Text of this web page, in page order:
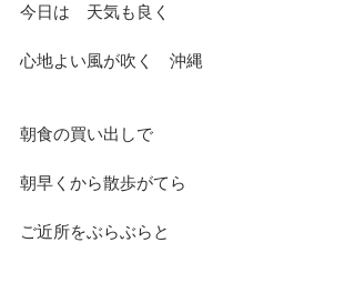
今日は　天気も良く
心地よい風が吹く　沖縄
朝食の買い出しで
朝早くから散歩がてら
ご近所をぶらぶらと